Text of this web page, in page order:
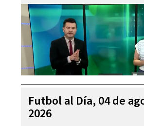
Futbol al Día, 04 de
2026